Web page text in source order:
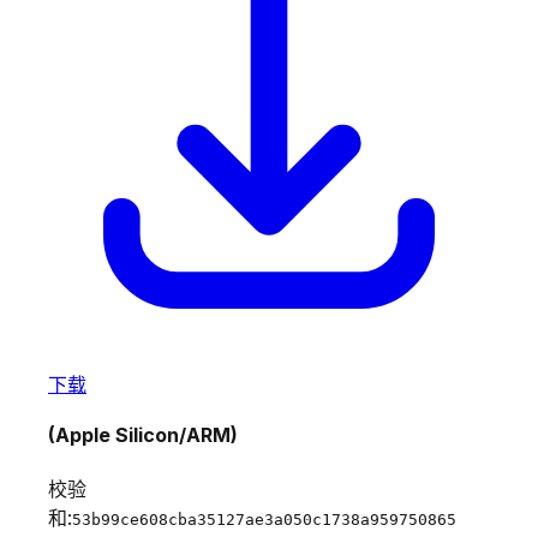
下载
(Apple Silicon/ARM)
校验
和:53b99ce608cba35127ae3a050c1738a959750865